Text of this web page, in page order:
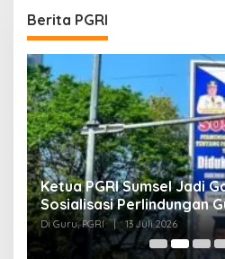
Berita PGRI
Ketua PGRI Sumsel Jadi
Sosialisasi Perlindungan
Di Guru, PGRI | 13 Juli 2026